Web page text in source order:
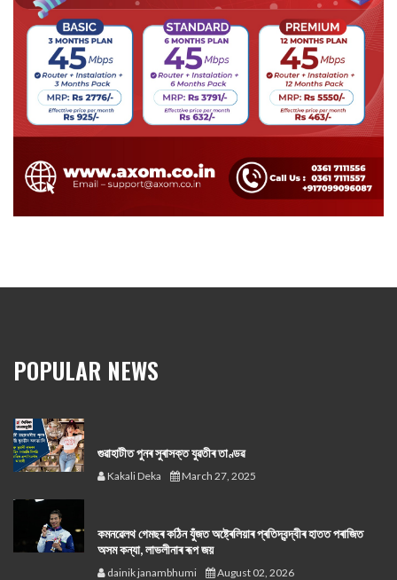
POPULAR NEWS
গুৱাহাটীত পুনৰ সুৰাসক্ত যুৱতীৰ তাণ্ডৱ
Kakali Deka March 27, 2025
কমনৱেলথ গেমছৰ কঠিন যুঁজত অষ্ট্ৰেলিয়াৰ প্ৰতিদ্বন্দ্বীৰ হাতত পৰাজিত
অসম কন্যা, লাভলীনাৰ ৰূপ জয়
dainik janambhumi August 02, 2026